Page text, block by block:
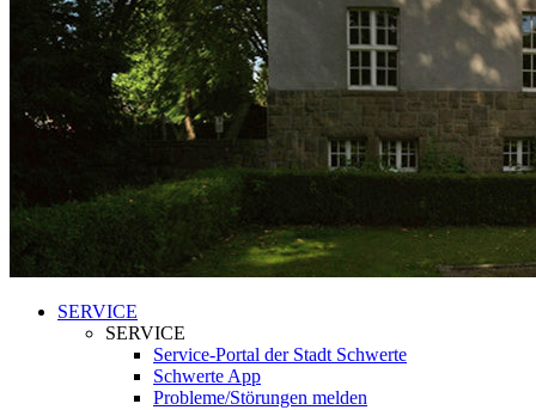
SERVICE
SERVICE
Service-Portal der Stadt Schwerte
Schwerte App
Probleme/Störungen melden